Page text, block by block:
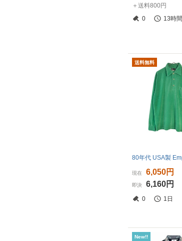
＋送料800円
0
13時間
送料無料
現在 6,050円
即決 6,160円
0 1日
New!!